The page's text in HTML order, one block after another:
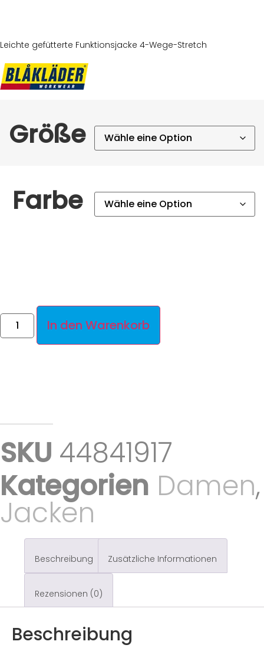
Leichte gefütterte Funktionsjacke 4-Wege-Stretch
Größe
Farbe
In den Warenkorb
SKU 44841917
Kategorien Damen,
Jacken
Beschreibung Zusätzliche Informationen
Rezensionen (0)
Beschreibung